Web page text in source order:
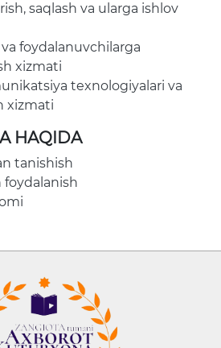
saqlash va ularga ishlov
foydalanuvchilarga
xizmati
texnologiyalari va
xizmati
HAQIDA
tanishish